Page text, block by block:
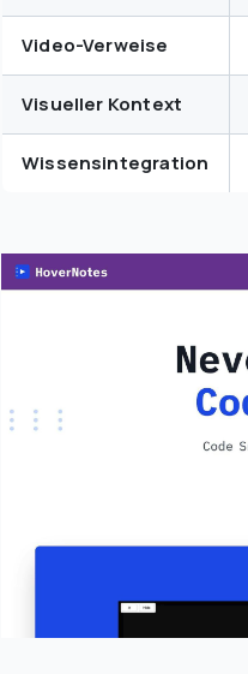
Video-Verweise
Visueller Kontext
Wissensintegration